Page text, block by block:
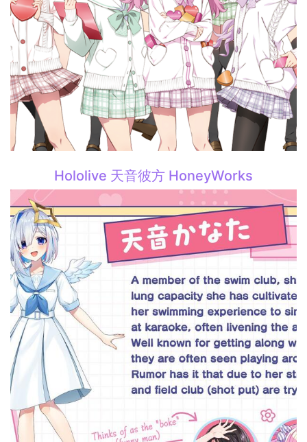
Hololive 天音彼方 HoneyWorks